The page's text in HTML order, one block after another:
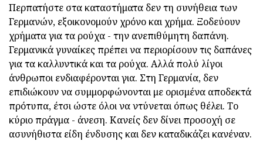
Περπατήστε στα καταστήματα δεν τη συνήθεια των
Γερμανών, εξοικονομούν χρόνο και χρήμα. Ξοδεύουν
χρήματα για τα ρούχα - την ανεπιθύμητη δαπάνη.
Γερμανικά γυναίκες πρέπει να περιορίσουν τις δαπάνες
για τα καλλυντικά και τα ρούχα. Αλλά πολύ λίγοι
άνθρωποι ενδιαφέρονται για. Στη Γερμανία, δεν
επιδιώκουν να συμμορφώνονται με ορισμένα αποδεκτά
πρότυπα, έτσι ώστε όλοι να ντύνεται όπως θέλει. Το
κύριο πράγμα - άνεση. Κανείς δεν δίνει προσοχή σε
ασυνήθιστα είδη ένδυσης και δεν καταδικάζει κανέναν.